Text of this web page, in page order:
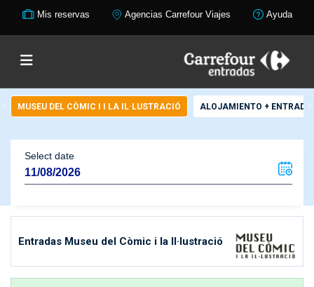
Mis reservas Agencias Carrefour Viajes Ayuda
MUSEU DEL CÒMIC I I LA IL·LUSTRACIÓ ALOJAMIENTO +
Select date
Entradas Museu del Còmic i la Il·lustració